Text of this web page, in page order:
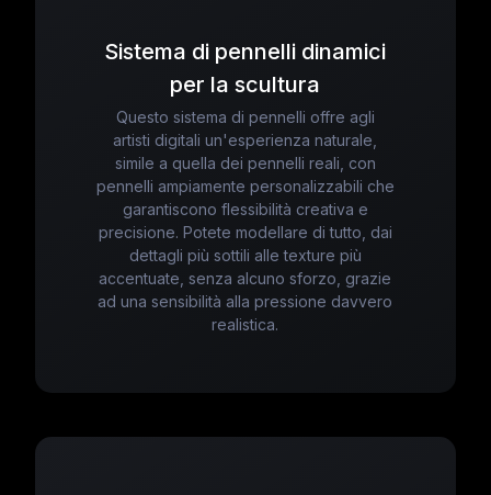
Sistema di pennelli dinamici
per la scultura
Questo sistema di pennelli offre agli
artisti digitali un'esperienza naturale,
simile a quella dei pennelli reali, con
pennelli ampiamente personalizzabili che
garantiscono flessibilità creativa e
precisione. Potete modellare di tutto, dai
dettagli più sottili alle texture più
accentuate, senza alcuno sforzo, grazie
ad una sensibilità alla pressione davvero
realistica.